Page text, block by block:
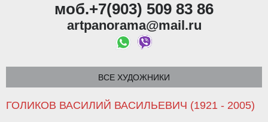
моб.+7(903) 509 83 86
artpanorama@mail.ru
ВСЕ ХУДОЖНИКИ
ГОЛИКОВ ВАСИЛИЙ ВАСИЛЬЕВИЧ (1921 - 2005)